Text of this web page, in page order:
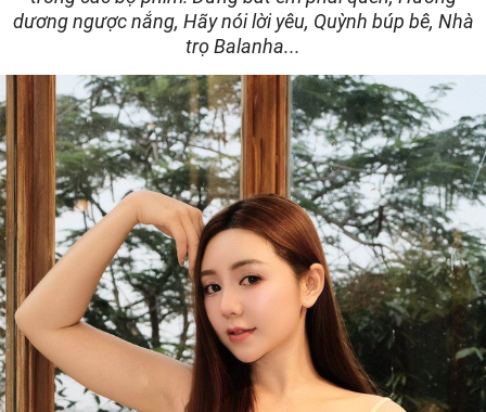
dương ngược nắng, Hãy nói lời yêu, Quỳnh búp bê, Nhà
trọ Balanha...